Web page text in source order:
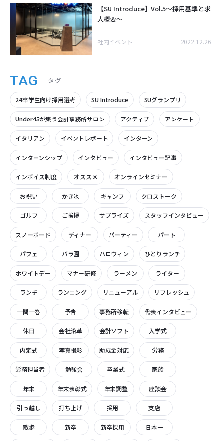
【SU Introduce】Vol.5～採用基準と求
人概要～
社内イベント 2022.12.26
TAG タグ
24卒学生向け採用選考 SU Introduce SUグランプリ
Under45が集う会計事務所サロン アクティブ アンケート
イタリアン イベントレポート インターン
インターンシップ インタビュー インタビュー記事
インボイス制度 オススメ オンラインセミナー
お祝い かき氷 キャンプ クロストーク
ゴルフ ご挨拶 サプライズ スタッフインタビュー
スノーボード ディナー パーティー パート
パフェ バラ園 ハロウィン ひとりランチ
ホワイトデー マナー研修 ラーメン ライター
ランチ ランニング リニューアル リフレッシュ
一問一答 予告 事務所移転 代表インタビュー
休日 会社沿革 会計ソフト 入学式
内定式 写真撮影 助成金対応 労務
労務担当者 勉強会 卒業式 家族
年末 年末表彰式 年末調整 座談会
引っ越し 打ち上げ 採用 支店
散歩 新卒 新卒採用 日本一